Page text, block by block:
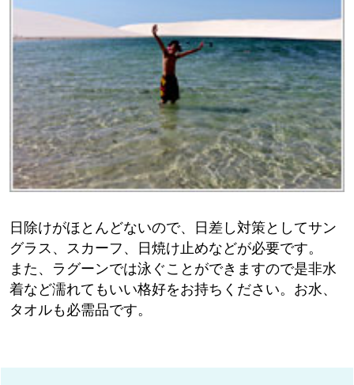
日除けがほとんどないので、日差し対策としてサン
グラス、スカーフ、日焼け止めなどが必要です。
また、ラグーンでは泳ぐことができますので是非水
着など濡れてもいい格好をお持ちください。お水、
タオルも必需品です。